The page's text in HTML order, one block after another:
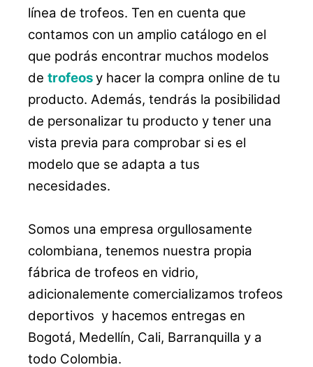
línea de trofeos. Ten en cuenta que
contamos con un amplio catálogo en el
que podrás encontrar muchos modelos
de trofeosy hacer la compra online de tu
producto. Además, tendrás la posibilidad
de personalizar tu producto y tener una
vista previa para comprobar si es el
modelo que se adapta a tus
necesidades.
Somos una empresa orgullosamente
colombiana, tenemos nuestra propia
fábrica de trofeos en vidrio,
adicionalemente comercializamos trofeos
deportivos y hacemos entregas en
Bogotá, Medellín, Cali, Barranquilla y a
todo Colombia.